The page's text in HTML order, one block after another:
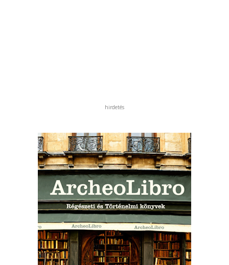
hirdetés